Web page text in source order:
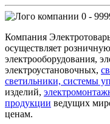
0 -
Компания
осуществляет
электрооборудования,
электроустановочных,
светильники, системы
изделий,
продукции ведущих
ценам.